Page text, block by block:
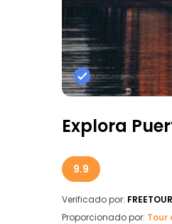
Explora
9.9
Verificado por:
Proporcionado por: Tour